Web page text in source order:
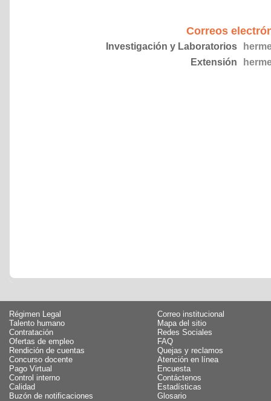
Correos
Investigación y Laboratorios
Extensión
Régimen Legal
Talento humano
Contratación
Ofertas de empleo
Rendición de cuentas
Concurso docente
Pago Virtual
Control interno
Calidad
Buzón de notificaciones
Correo institucional
Mapa del sitio
Redes Sociales
FAQ
Quejas y reclamos
Atención en línea
Encuesta
Contáctenos
Estadísticas
Glosario